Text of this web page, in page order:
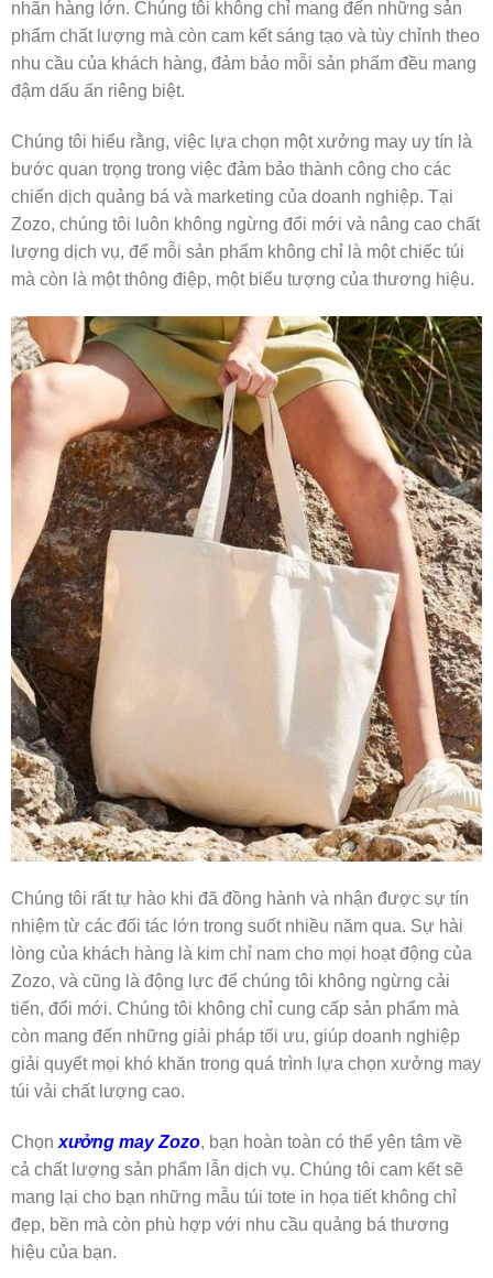
nhãn hàng lớn. Chúng tôi không chỉ mang đến những sản
phẩm chất lượng mà còn cam kết sáng tạo và tùy chỉnh theo
nhu cầu của khách hàng, đảm bảo mỗi sản phẩm đều mang
đậm dấu ấn riêng biệt.
Chúng tôi hiểu rằng, việc lựa chọn một xưởng may uy tín là
bước quan trọng trong việc đảm bảo thành công cho các
chiến dịch quảng bá và marketing của doanh nghiệp. Tại
Zozo, chúng tôi luôn không ngừng đổi mới và nâng cao chất
lượng dịch vụ, để mỗi sản phẩm không chỉ là một chiếc túi
mà còn là một thông điệp, một biểu tượng của thương hiệu.
Chúng tôi rất tự hào khi đã đồng hành và nhận được sự tín
nhiệm từ các đối tác lớn trong suốt nhiều năm qua. Sự hài
lòng của khách hàng là kim chỉ nam cho mọi hoạt động của
Zozo, và cũng là động lực để chúng tôi không ngừng cải
tiến, đổi mới. Chúng tôi không chỉ cung cấp sản phẩm mà
còn mang đến những giải pháp tối ưu, giúp doanh nghiệp
giải quyết mọi khó khăn trong quá trình lựa chọn xưởng may
túi vải chất lượng cao.
Chọn xưởng may Zozo, bạn hoàn toàn có thể yên tâm về
cả chất lượng sản phẩm lẫn dịch vụ. Chúng tôi cam kết sẽ
mang lại cho bạn những mẫu túi tote in họa tiết không chỉ
đẹp, bền mà còn phù hợp với nhu cầu quảng bá thương
hiệu của bạn.